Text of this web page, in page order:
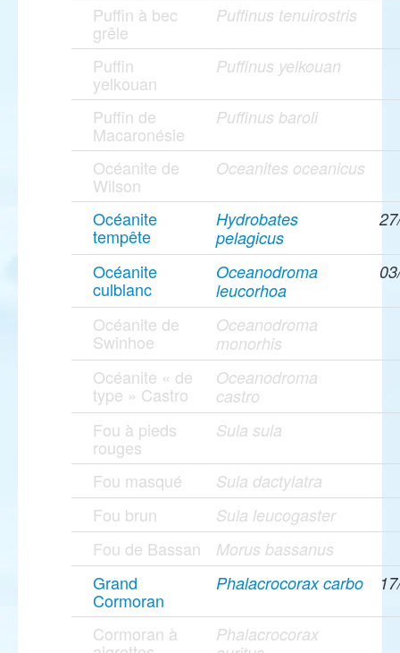
Puffin à bec
grêle
Puffinus tenuirostris
Puffin
yelkouan
Puffinus yelkouan
Puffin de
Macaronésie
Puffinus baroli
Océanite de
Wilson
Oceanites oceanicus
Océanite
tempête
Hydrobates
pelagicus
Océanite
culblanc
Oceanodroma
leucorhoa
Océanite de
Swinhoe
Oceanodroma
monorhis
Océanite « de
type » Castro
Oceanodroma
castro
Fou à pieds
rouges
Sula sula
Fou masqué Sula dactylatra
Fou brun Sula leucogaster
Fou de Bassan Morus bassanus
Grand
Cormoran
Phalacrocorax carbo
Cormoran à
Phalacrocorax